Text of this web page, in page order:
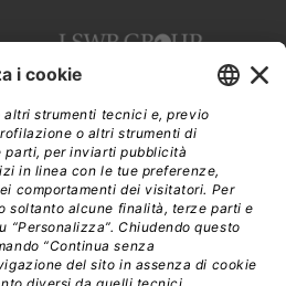
diEdra Edizioni s.r.l.
redazione, pubblicità
21 - 20134 Milano
+39 02 881841
IVA 13002100157
|Privacy